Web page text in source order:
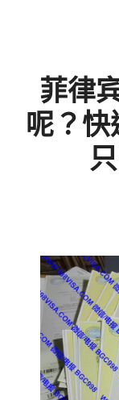
菲律
呢？